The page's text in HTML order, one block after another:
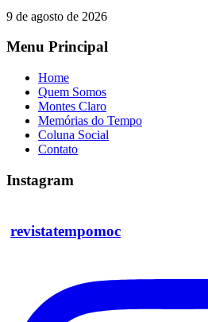
9 de agosto de 2026
Menu Principal
Home
Quem Somos
Montes Claro
Memórias do Tempo
Coluna Social
Contato
Instagram
revistatempomoc